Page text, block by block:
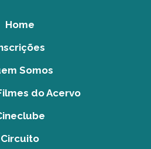
Home
Somos
do Acervo
Circuito